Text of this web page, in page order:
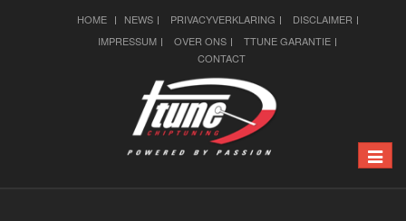
HOME NEWS PRIVACYVERKLARING
DISCLAIMER
IMPRESSUM
OVER ONS
TTUNE GARANTIE
CONTACT
Toggle